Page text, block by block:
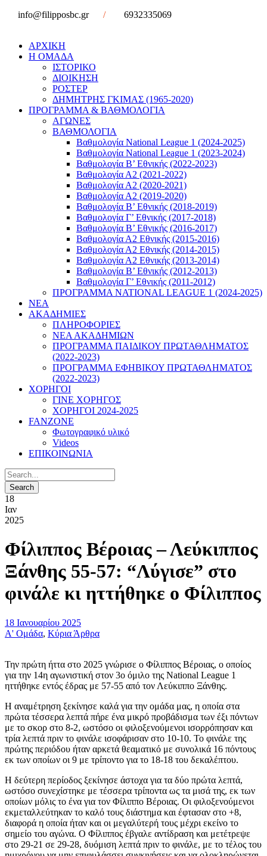
info@filipposbc.gr
/ 6932335069
ΑΡΧΙΚΗ
Η ΟΜΑΔΑ
ΙΣΤΟΡΙΚΟ
ΔΙΟΙΚΗΣΗ
ΡΟΣΤΕΡ
ΔΗΜΗΤΡΗΣ ΓΚΙΜΑΣ (1965-2020)
ΠΡΟΓΡΑΜΜΑ & ΒΑΘΜΟΛΟΓΙΑ
ΑΓΩΝΕΣ
ΒΑΘΜΟΛΟΓΙΑ
Βαθμολογία National League 1 (2024-2025)
Βαθμολογία National League 1 (2023-2024)
Βαθμολογία Β’ Εθνικής (2022-2023)
Βαθμολογία Α2 (2021-2022)
Βαθμολογία Α2 (2020-2021)
Βαθμολογία Α2 (2019-2020)
Βαθμολογία B’ Εθνικής (2018-2019)
Βαθμολογία Γ’ Εθνικής (2017-2018)
Βαθμολογία Β’ Εθνικής (2016-2017)
Βαθμολογία Α2 Εθνικής (2015-2016)
Βαθμολογία Α2 Εθνικής (2014-2015)
Βαθμολογία Α2 Εθνικής (2013-2014)
Βαθμολογία Β’ Εθνικής (2012-2013)
Βαθμολογία Γ’ Εθνικής (2011-2012)
ΠΡΟΓΡΑΜΜΑ NATIONAL LEAGUE 1 (2024-2025)
ΝΕΑ
ΑΚΑΔΗΜΙΕΣ
ΠΛΗΡΟΦΟΡΙΕΣ
ΝΕΑ ΑΚΑΔΗΜΙΩΝ
ΠΡΟΓΡΑΜΜΑ ΠΑΙΔΙΚΟΥ ΠΡΩΤΑΘΛΗΜΑΤΟΣ
(2022-2023)
ΠΡΟΓΡΑΜΜΑ ΕΦΗΒΙΚΟΥ ΠΡΩΤΑΘΛΗΜΑΤΟΣ
(2022-2023)
ΧΟΡΗΓΟΙ
ΓΙΝΕ ΧΟΡΗΓΟΣ
ΧΟΡΗΓΟΙ 2024-2025
FANZONE
Φωτογραφικό υλικό
Videos
ΕΠΙΚΟΙΝΩΝΙΑ
18
Ιαν
2025
Φίλιππος Βέροιας – Λεύκιππος
Ξάνθης 55-57: “Λύγισε” στο
φινάλε κι ηττήθηκε ο Φίλιππος
18 Ιανουαρίου 2025
Α' Ομάδα, Κύρια Άρθρα
Την πρώτη ήττα στο 2025 γνώρισε ο Φίλιππος Βέροιας, ο οποίος
για την 14η αγωνιστική στον 3ο όμιλο της National League 1
ηττήθηκε εντός έδρας με 57-55 από τον Λεύκιππο Ξάνθης.
Η αναμέτρηση ξεκίνησε καλά για την ομάδα μας, η οποία στα
πρώτα τέσσερα λεπτά πήρε ένα μικρό προβάδισμα των έξι πόντων
με το σκορ στο 8-2, ωστόσο οι φιλοξενούμενοι ισορρόπησαν και
τρία λεπτά πριν το φινάλε ισοφάρισαν στο 10-10. Το φινάλε της
πρώτης περιόδου ήταν αρκετά θεαματικό με συνολικά 16 πόντους
εκ των οποίων οι 9 με τρίποντο για το 18-18 του δεκαλέπτου.
Η δεύτερη περίοδος ξεκίνησε άστοχα για τα δύο πρώτα λεπτά,
ωστόσο συνεχίστηκε με τέσσερα τρίποντα ως τα μισά της, εκ των
οποίων μόλις το ένα για τον Φίλιππο Βέροιας. Οι φιλοξενούμενοι
εκμεταλλεύτηκαν το καλό τους διάστημα και έφτασαν στο +8,
διαφορά η οποία ήταν και οι μεγαλύτερή τους μέχρι εκείνο το
σημείο του αγώνα. Ο Φίλιππος έβγαλε αντίδραση και μετέτρεψε
στο 29-21 σε 29-28, δυόμιση λεπτά πριν το φινάλε, με το τέλος του